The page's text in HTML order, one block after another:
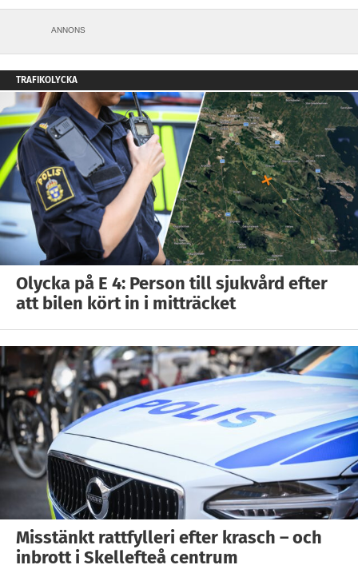
ANNONS
TRAFIKOLYCKA
Olycka på E 4: Person till sjukvård efter
att bilen kört in i mitträcket
Misstänkt rattfylleri efter krasch – och
inbrott i Skellefteå centrum